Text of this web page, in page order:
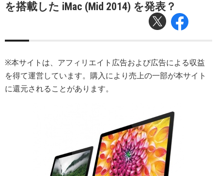
を搭載した iMac (Mid 2014) を発表？
※本サイトは、アフィリエイト広告および広告による収益
を得て運営しています。購入により売上の一部が本サイト
に還元されることがあります。